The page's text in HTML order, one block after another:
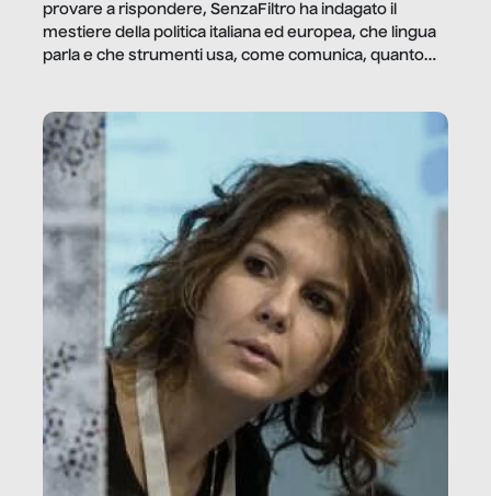
provare a rispondere, SenzaFiltro ha indagato il
mestiere della politica italiana ed europea, che lingua
parla e che strumenti usa, come comunica, quanto